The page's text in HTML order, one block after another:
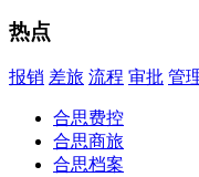
热点
报销 差旅 流程 审批 管
合思费控
合思商旅
合思档案